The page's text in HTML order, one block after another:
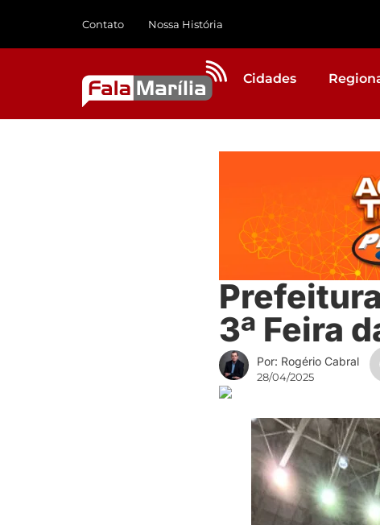
Contato Nossa História
Cidades
3ª Feira
Por: Rogério Cabral
28/04/2025